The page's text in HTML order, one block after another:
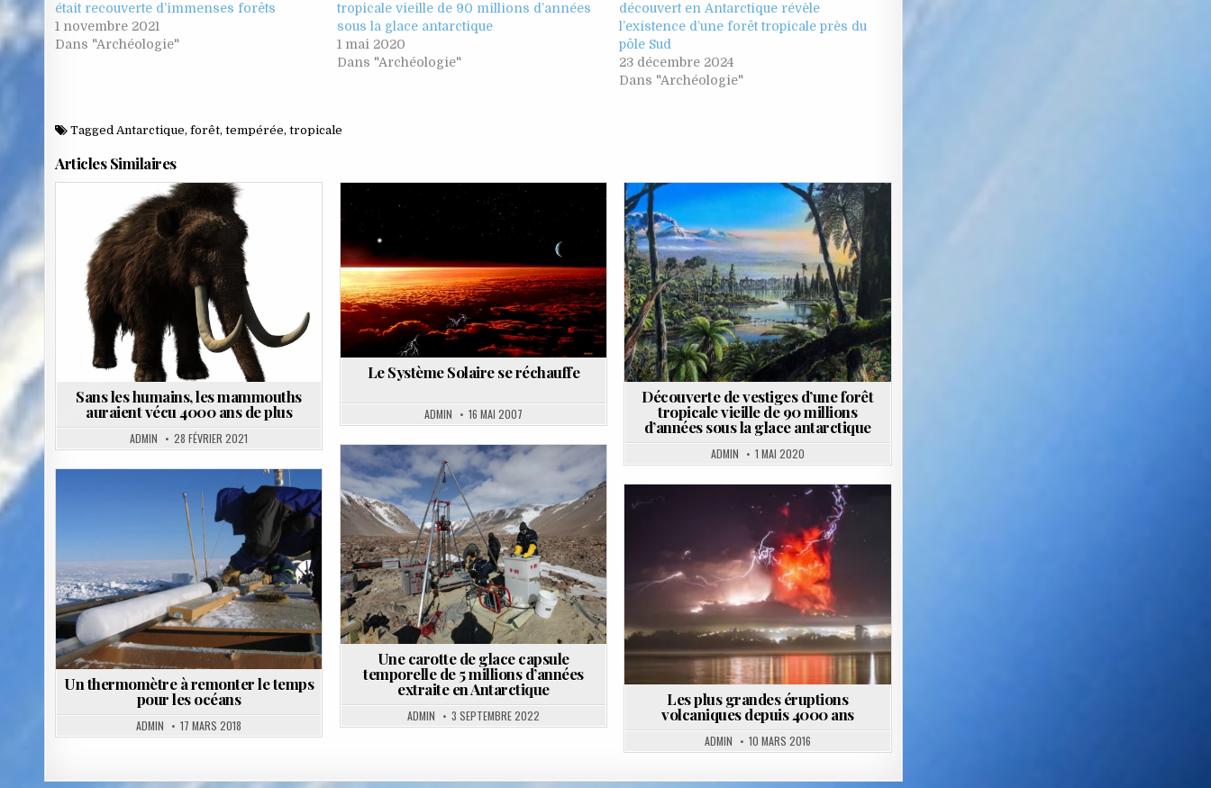
était recouverte d’immenses forêts
1 novembre 2021
Dans "Archéologie"
tropicale vieille de 90 millions d’années
sous la glace antarctique
1 mai 2020
Dans "Archéologie"
découvert en Antarctique révèle
l’existence d’une forêt tropicale près du
pôle Sud
23 décembre 2024
Dans "Archéologie"
TaggedAntarctique,forêt,tempérée,tropicale
Articles Similaires
Posted
in
Sans les humains, les mammouths
auraient vécu 4000 ans de plus
ADMIN 28 FÉVRIER 2021
Posted
in
Le Système Solaire se réchauffe
ADMIN 16 MAI 2007
Posted
in
Découverte de vestiges d’une forêt
tropicale vieille de 90 millions
d’années sous la glace antarctique
ADMIN 1 MAI 2020
Posted
in
Une carotte de glace capsule
temporelle de 5 millions d’années
extraite en Antarctique
ADMIN 3 SEPTEMBRE 2022
Posted
Un thermomètre à remonter le temps
pour les océans
ADMIN 17 MARS 2018
Les plus grandes éruptions
volcaniques depuis 4000 ans
ADMIN 10 MARS 2016